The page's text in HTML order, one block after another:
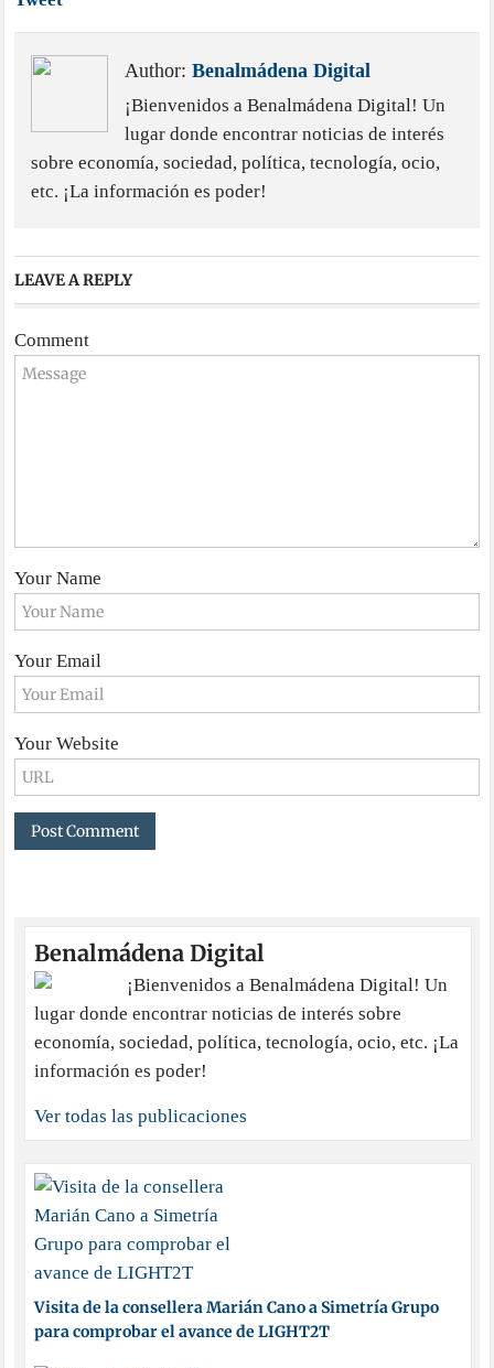
Author:Benalmádena Digital
¡Bienvenidos a Benalmádena Digital! Un
lugar donde encontrar noticias de interés
sobre economía, sociedad, política, tecnología, ocio,
etc. ¡La información es poder!
LEAVE A REPLY
Comment
Your Name
Your Email
Your Website
Benalmádena Digital
¡Bienvenidos a Benalmádena Digital! Un
lugar donde encontrar noticias de interés sobre
economía, sociedad, política, tecnología, ocio, etc. ¡La
información es poder!
Ver todas las publicaciones
Visita de la consellera Marián Cano a Simetría Grupo
para comprobar el avance de LIGHT2T